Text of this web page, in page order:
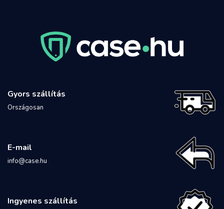
Gyors szállítás
Országosan
E-mail
info@case.hu
Ingyenes szállítás